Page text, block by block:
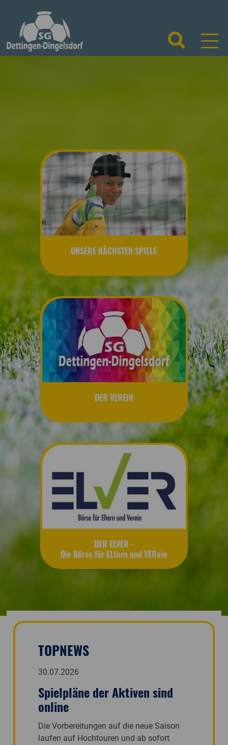
UNSERE NÄCHSTEN SPIELE
DER VEREIN
DER ELVER -
Die Börse für ELtern und VERein
TOPNEWS
30.07.2026
Spielpläne der Aktiven sind
online
Die Vorbereitungen auf die neue Saison
laufen auf Hochtouren und ab sofort